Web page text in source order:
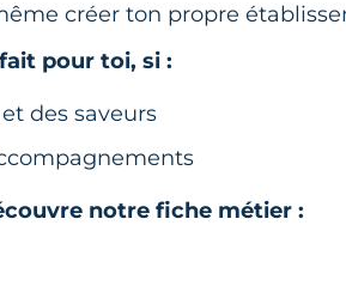
créer ton propre
pour toi, si :
des saveurs
notre fiche métier :